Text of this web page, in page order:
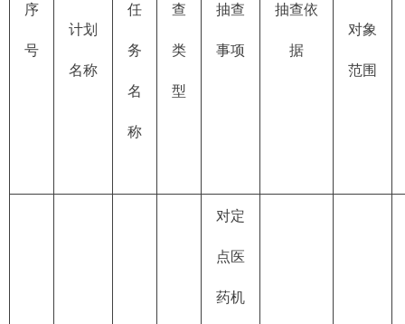
序
号
计划
名称
任
务
名
称
查
类
型
抽查
事项
抽查依
据
对象
范围
对定
点医
药机